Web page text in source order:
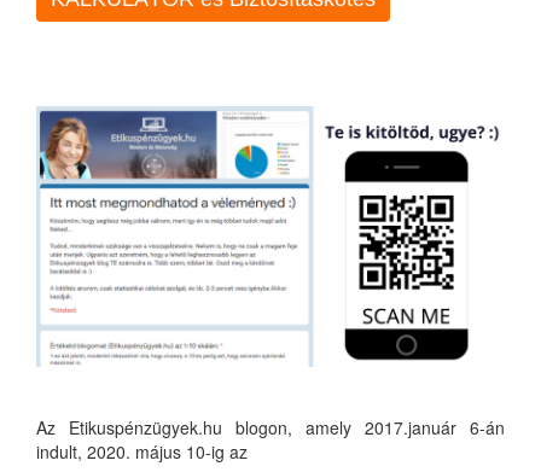
Az Etikuspénzügyek.hu blogon, amely 2017.január 6-án
indult, 2020. május 10-ig az